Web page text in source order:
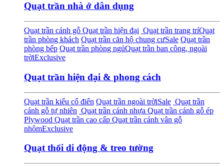
Quạt trần nhà ở dân dụng
Quạt trần cánh gỗ Quạt trần hiện đại Quạt trần trang tríQuạt
trần phòng khách Quạt trần căn hộ chung cưSale Quạt trần
phòng bếp Quạt trần phòng ngủQuạt trần ban công, ngoài
trờiExclusive
Quạt trần hiện đại & phong cách
Quạt trần kiểu cổ điển Quạt trần ngoài trờiSale Quạt trần
cánh gỗ tự nhiên Quạt trần cánh nhựa Quạt trần cánh gỗ ép
Plywood Quạt trần cao cấp Quạt trần cánh vân gỗ
nhômExclusive
Quạt thổi di động & treo tường